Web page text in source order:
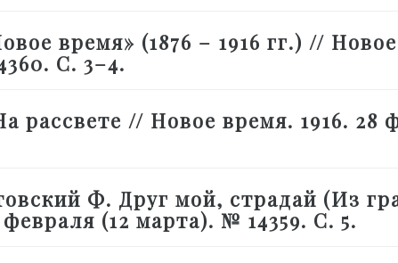
время» (1876 – 1916 гг.) //
С. 3–4.
рассвете // Новое время. 1916. 28
Ф. Друг мой, страдай (Из
(12 марта). № 14359. С. 5.